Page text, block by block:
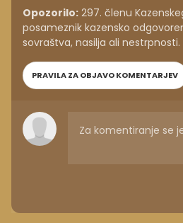
Opozorilo: 297. členu
posameznik kazensko
sovraštva, nasilja ali nestrpnosti.
PRAVILA ZA OBJAVO KOMENTARJEV